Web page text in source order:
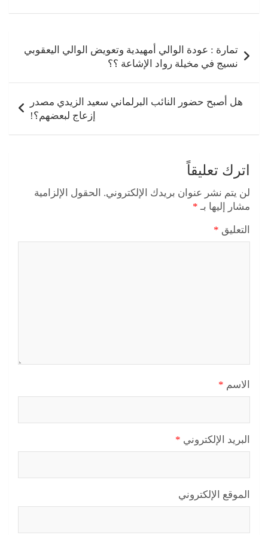
المقالاتتمارة : عودة الوالي أمهيدية وتعويض الوالي اليعقوبي
نسيج في مخيلة رواد الإشاعة ؟؟
هل أصبح حضور النائب البرلماني سعيد الزيدي مصدر
إزعاج لبعضهم؟!
اترك تعليقاً
لن يتم نشر عنوان بريدك الإلكتروني. الحقول الإلزامية
مشار إليها بـ *
التعليق *
الاسم *
البريد الإلكتروني *
الموقع الإلكتروني